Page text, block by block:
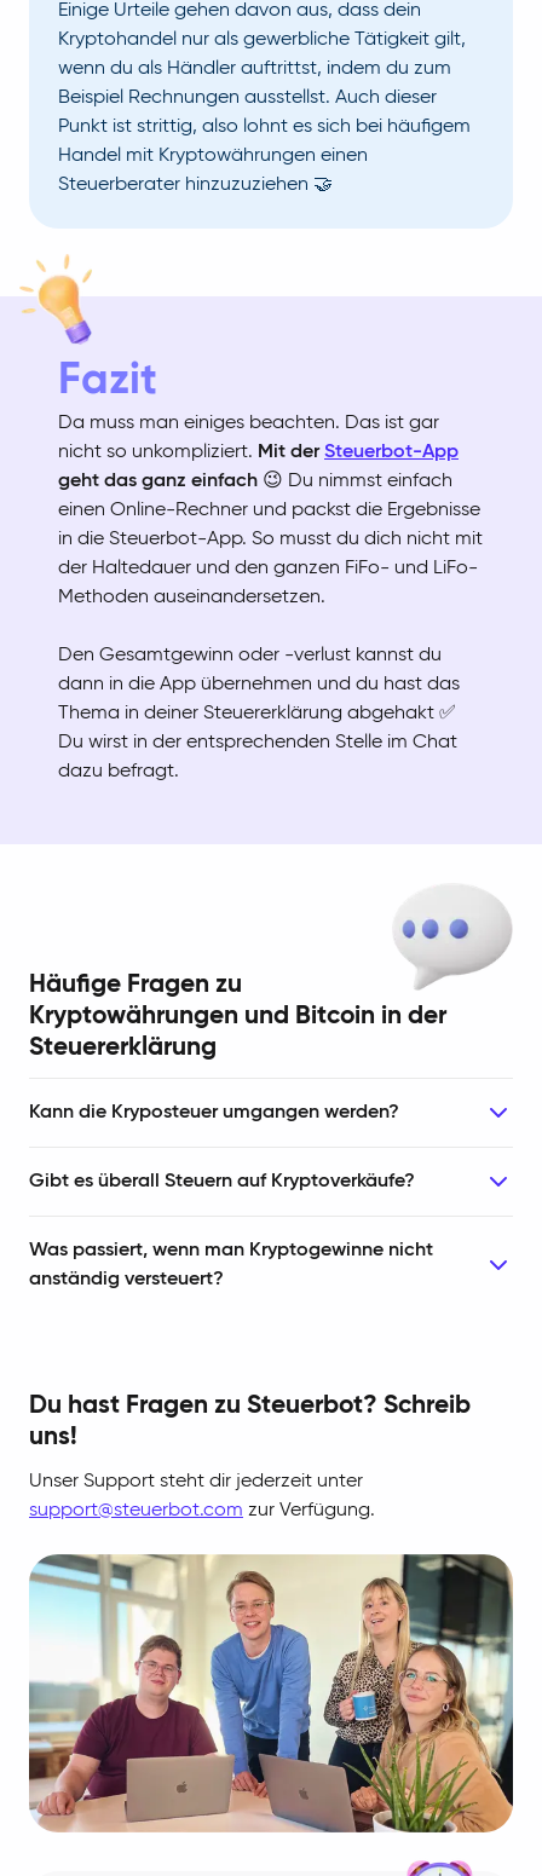
Einige Urteile gehen davon aus, dass dein
Kryptohandel nur als gewerbliche Tätigkeit gilt,
wenn du als Händler auftrittst, indem du zum
Beispiel Rechnungen ausstellst. Auch dieser
Punkt ist strittig, also lohnt es sich bei häufigem
Handel mit Kryptowährungen einen
Steuerberater hinzuzuziehen 🤝
Fazit
Da muss man einiges beachten. Das ist gar
nicht so unkompliziert. Mit derSteuerbot-App
geht das ganz einfach 😉 Du nimmst einfach
einen Online-Rechner und packst die Ergebnisse
in die Steuerbot-App. So musst du dich nicht mit
der Haltedauer und den ganzen FiFo- und LiFo-
Methoden auseinandersetzen.
Den Gesamtgewinn oder -verlust kannst du
dann in die App übernehmen und du hast das
Thema in deiner Steuererklärung abgehakt ✅
Du wirst in der entsprechenden Stelle im Chat
dazu befragt.
Häufige Fragen zu
Kryptowährungen und Bitcoin in der
Steuererklärung
Kann die Kryposteuer umgangen werden?
Gibt es überall Steuern auf Kryptoverkäufe?
Was passiert, wenn man Kryptogewinne nicht
anständig versteuert?
Du hast Fragen zu Steuerbot? Schreib
uns!
Unser Support steht dir jederzeit unter
support@steuerbot.com zur Verfügung.